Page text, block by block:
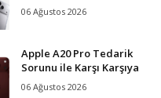
06 Ağustos 2026
Apple A20 Pro Tedarik
Sorunu ile Karşı Karşıya
06 Ağustos 2026